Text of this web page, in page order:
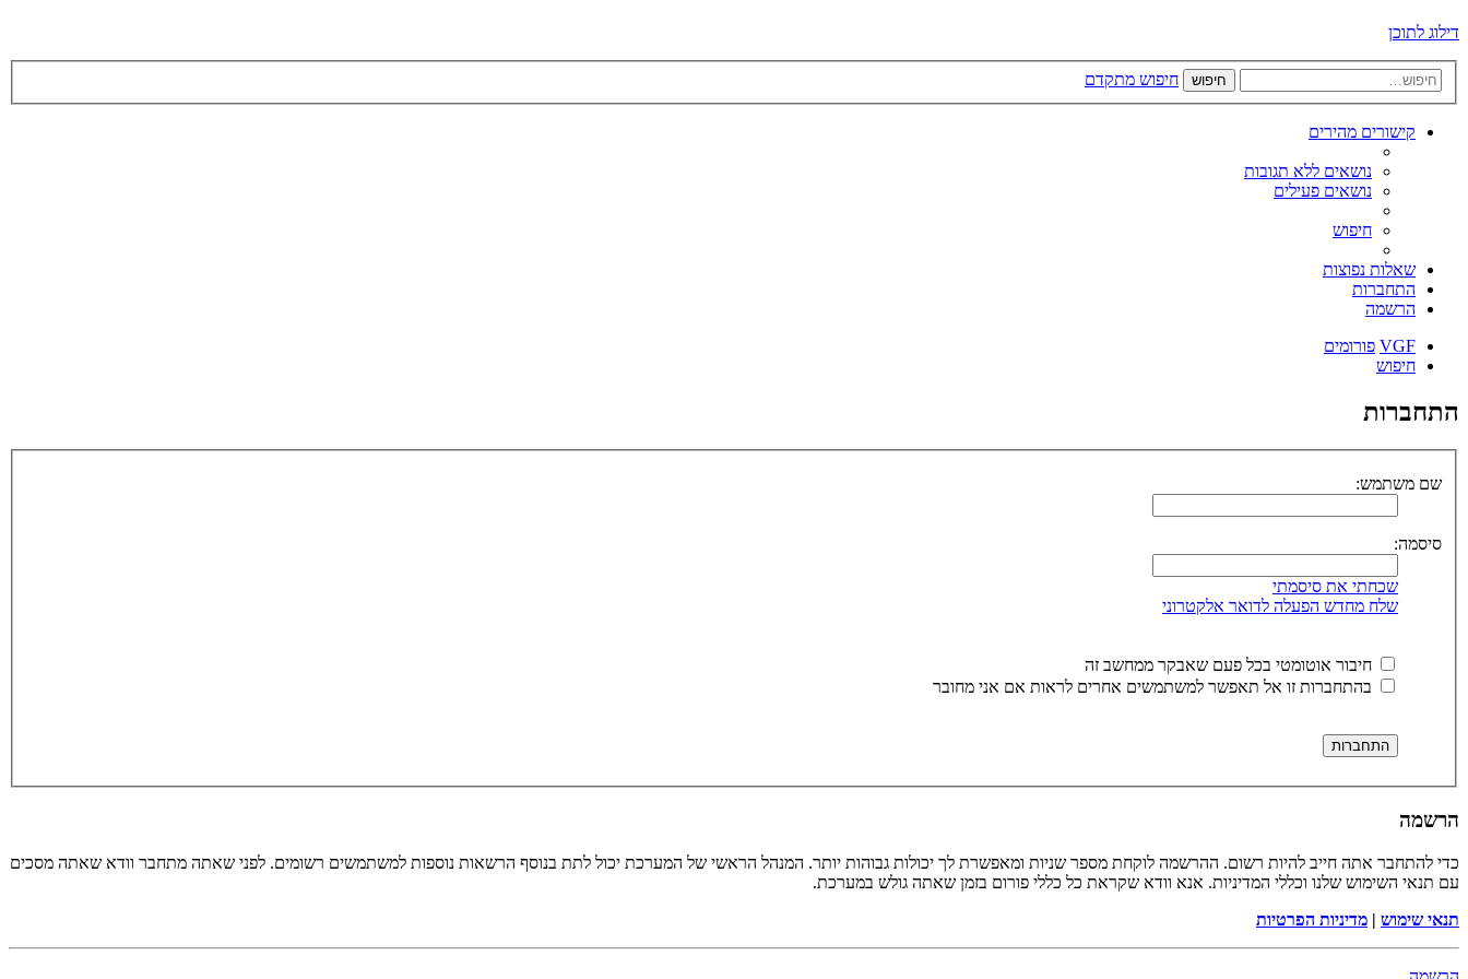
דילוג לתוכן
חיפוש חיפוש מתקדם
קישורים מהירים
נושאים ללא תגובות
נושאים פעילים
חיפוש
שאלות נפוצות
התחברות
הרשמה
VGF פורומים
חיפוש
התחברות
שם משתמש:
סיסמה:
שכחתי את סיסמתי
שלח מחדש הפעלה לדואר אלקטרוני
חיבור אוטומטי בכל פעם שאבקר ממחשב זה
בהתחברות זו אל תאפשר למשתמשים אחרים לראות אם אני מחובר
הרשמה
כדי להתחבר אתה חייב להיות רשום. ההרשמה לוקחת מספר שניות ומאפשרת לך יכולות גבוהות יותר. המנהל הראשי של המערכת יכול לתת בנוסף הרשאות נוספות למשתמשים רשומים. לפני שאתה מתחבר וודא שאתה מסכים
עם תנאי השימוש שלנו וכללי המדיניות. אנא וודא שקראת כל כללי פורום בזמן שאתה גולש במערכת.
תנאי שימוש | מדיניות הפרטיות